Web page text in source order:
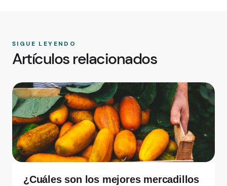
SIGUE LEYENDO
Artículos relacionados
¿Cuáles son los mejores mercadillos